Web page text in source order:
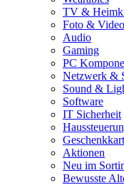
TV &
Foto & Video
Audio
Gaming
PC
Netzwerk &
Sound &
Software
IT Sicherheit
Aktionen
Neu im
Bewusste